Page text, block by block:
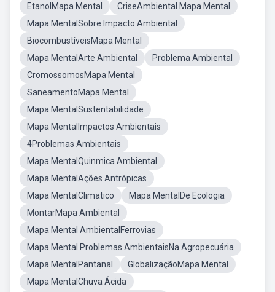
EtanolMapa Mental
CriseAmbiental Mapa Mental
Mapa MentalSobre Impacto Ambiental
BiocombustíveisMapa Mental
Mapa MentalArte Ambiental
Problema Ambiental
CromossomosMapa Mental
SaneamentoMapa Mental
Mapa MentalSustentabilidade
Mapa MentalImpactos Ambientais
4Problemas Ambientais
Mapa MentalQuinmica Ambiental
Mapa MentalAções Antrópicas
Mapa MentalClimatico
Mapa MentalDe Ecologia
MontarMapa Ambiental
Mapa Mental AmbientalFerrovias
Mapa Mental Problemas AmbientaisNa Agropecuária
Mapa MentalPantanal
GlobalizaçãoMapa Mental
Mapa MentalChuva Ácida